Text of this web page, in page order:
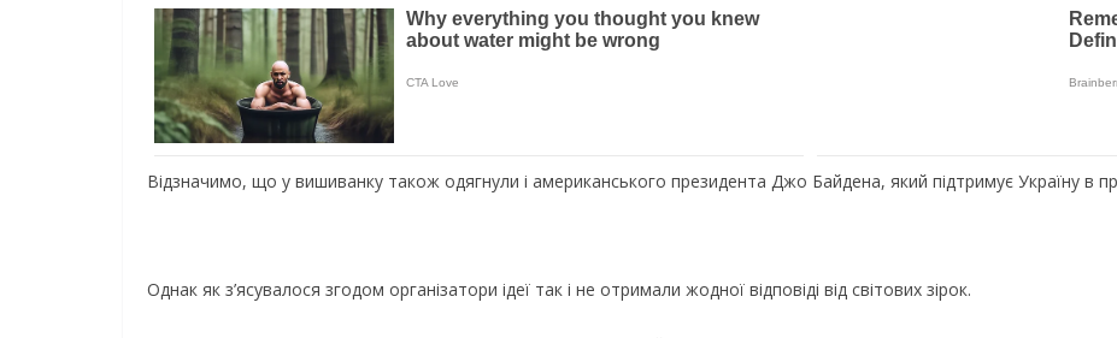
Відзначимо, що у вишиванку також одягнули і американського президента Джо Байдена, який підтримує Україну в
Однак як з’ясувалося згодом організатори ідеї так і не отримали жодної відповіді від світових зірок.